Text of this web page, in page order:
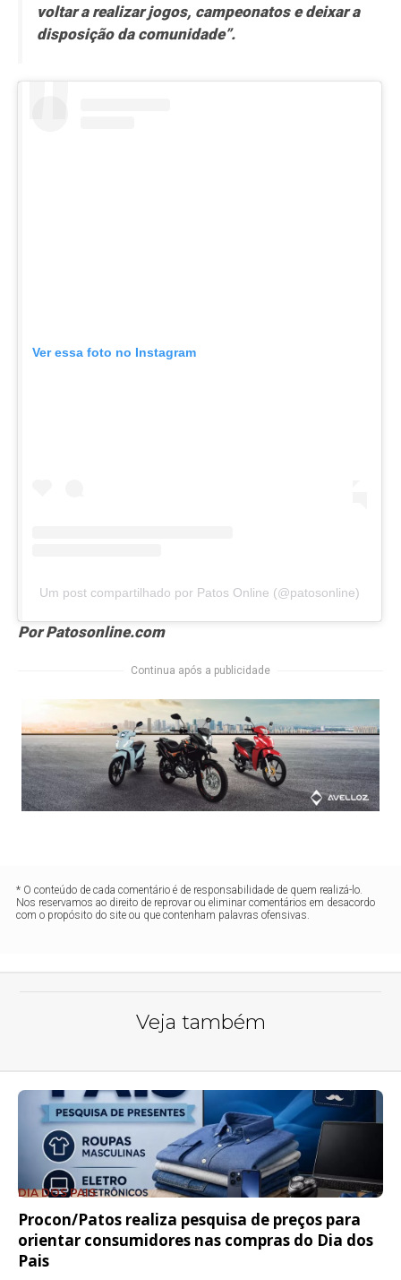
voltar a realizar jogos, campeonatos e deixar a
disposição da comunidade”.
Ver essa foto no Instagram
Um post compartilhado por Patos Online (@patosonline)
Por Patosonline.com
Continua após a publicidade
* O conteúdo de cada comentário é de responsabilidade de quem realizá-lo.
Nos reservamos ao direito de reprovar ou eliminar comentários em desacordo
com o propósito do site ou que contenham palavras ofensivas.
Veja também
DIA DOS PAIS
Procon/Patos realiza pesquisa de preços para
orientar consumidores nas compras do Dia dos
Pais